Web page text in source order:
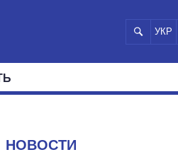
УКР
НОВОСТИ